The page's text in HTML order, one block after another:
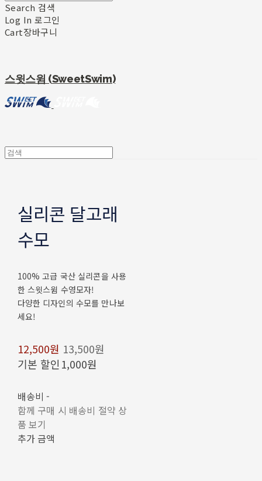
Search 검색
Log In 로그인
Cart장바구니
스윗스윔 (SweetSwim)
실리콘 달고래
수모
100% 고급 국산 실리콘을 사용
한 스윗스윔 수영모자!
다양한 디자인의 수모를 만나보
세요!
12,500원 13,500원
기본 할인 1,000원
배송비-
함께 구매 시 배송비 절약 상
품 보기
추가 금액